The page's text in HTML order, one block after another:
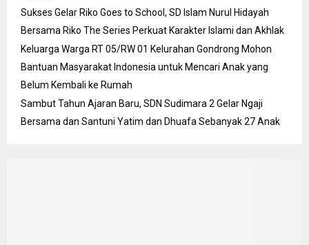
Sukses Gelar Riko Goes to School, SD Islam Nurul Hidayah
Bersama Riko The Series Perkuat Karakter Islami dan Akhlak
Keluarga Warga RT 05/RW 01 Kelurahan Gondrong Mohon
Bantuan Masyarakat Indonesia untuk Mencari Anak yang
Belum Kembali ke Rumah
Sambut Tahun Ajaran Baru, SDN Sudimara 2 Gelar Ngaji
Bersama dan Santuni Yatim dan Dhuafa Sebanyak 27 Anak